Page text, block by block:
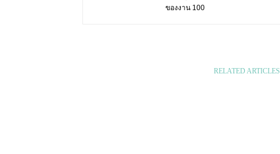
ของงาน 100
RELATED ARTICLES